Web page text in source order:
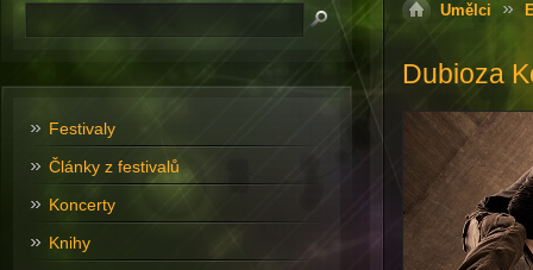
Umělci
Dubioza
Festivaly
Články z festivalů
Koncerty
Knihy